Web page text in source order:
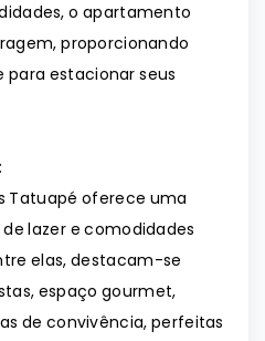
o apartamento
proporcionando
estacionar seus
Tatuapé oferece uma
lazer e comodidades
elas, destacam-se
espaço gourmet,
de convivência, perfeitas